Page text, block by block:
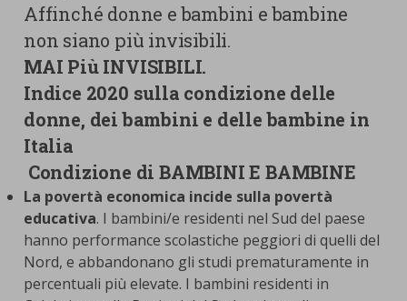
Affinché donne e bambini e bambine
non siano più invisibili.
MAI Più INVISIBILI.
Indice 2020 sulla condizione delle
donne, dei bambini e delle bambine in
Italia
Condizione di BAMBINI E BAMBINE
La povertà economica incide sulla povertà
educativa. I bambini/e residenti nel Sud del paese
hanno performance scolastiche peggiori di quelli del
Nord, e abbandonano gli studi prematuramente in
percentuali più elevate. I bambini residenti in